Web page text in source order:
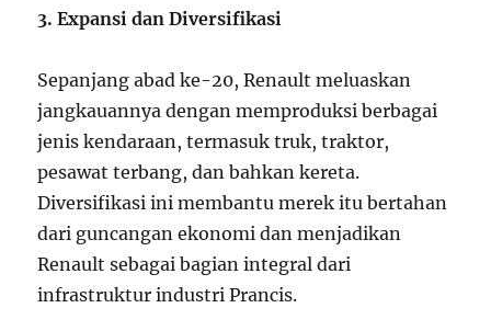
3. Expansi dan Diversifikasi
Sepanjang abad ke-20, Renault meluaskan
jangkauannya dengan memproduksi berbagai
jenis kendaraan, termasuk truk, traktor,
pesawat terbang, dan bahkan kereta.
Diversifikasi ini membantu merek itu bertahan
dari guncangan ekonomi dan menjadikan
Renault sebagai bagian integral dari
infrastruktur industri Prancis.